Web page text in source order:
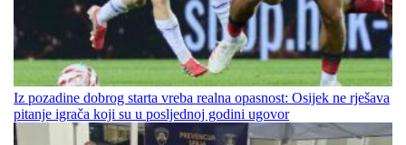
Iz pozadine dobrog starta vreba realna opasnost: Osijek ne rješava
pitanje igrača koji su u posljednoj godini ugovor